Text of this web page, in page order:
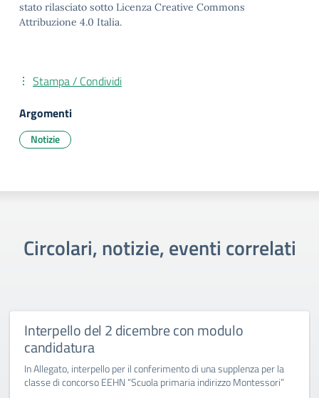
stato rilasciato sotto Licenza Creative Commons
Attribuzione 4.0 Italia.
Stampa / Condividi
Argomenti
Notizie
Circolari, notizie, eventi correlati
Interpello del 2 dicembre con modulo
candidatura
In Allegato, interpello per il conferimento di una supplenza per la
classe di concorso EEHN “Scuola primaria indirizzo Montessori”